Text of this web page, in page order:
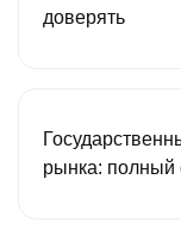
доверять
рынка: полный